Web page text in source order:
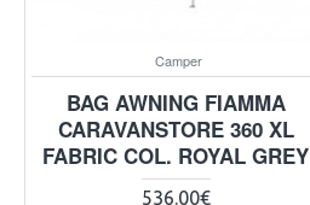
Camper
BAG AWNING FIAMMA
CARAVANSTORE 360 XL
FABRIC COL. ROYAL GREY
536.00€